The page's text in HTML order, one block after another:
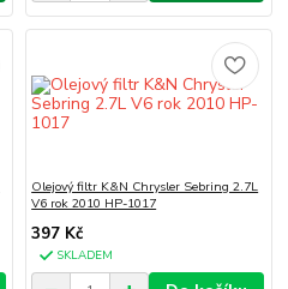
Olejový filtr K&N Chrysler Sebring 2.7L
V6 rok 2010 HP-1017
397 Kč
SKLADEM